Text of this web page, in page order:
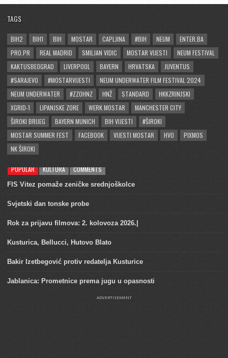
TAGS
BIH2 BIH1 BIH MOSTAR CAPLJINA #BIH NEUM
ENTER.BA
PRO.PR
REAL MADRID SMILJAN VIDIC MOSTAR VIJESTI
NEUM FESTIVAL
KAKTUSBEOGRAD
LIVERPOOL BAYERN HRVATSKA
JUVENTUS
#SARAJEVO
#MOSTARVIJESTI
NEUM UNDERWATER FILM FESTIVAL 2024
NEUM UNDERWATER
#ZZOHNZ HNŽ STANDARD
HKKZRINJSKI
XGRID-1
LIPANJSKE ZORE WERK MOSTAR
MANCHESTER CITY
ŠIROKI BRIJEG
BAYERN MUNICH BIH VIJESTI
#ŠIROKI
MOSTAR SUMMER FEST
FACEBOOK VIJESTI MOSTAR HVO
PIXMOS
NK ŠIROKI
POPULAR KULTURA COMMENTS
FIS Vitez pomaže zeničke srednjoškolce
Svjetski dan tonske probe
Rok za prijavu filmova: 2. kolovoza 2026.|
Kusturica, Bellucci, Hutovo Blato
Bakir Izetbegović protiv redatelja Kusturice
Jablanica: Prometnice prema jugu u opasnosti
ADVERTISEMENT